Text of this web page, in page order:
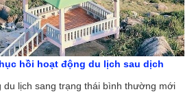
hồi hoạt động du lịch sau dịch
du lịch sang trạng thái bình thường mới